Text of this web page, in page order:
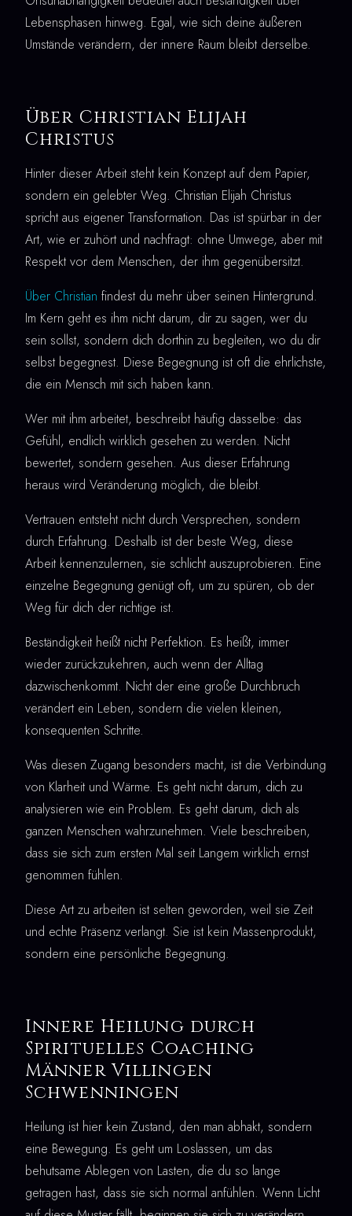
Lebensphasen hinweg. Egal, wie sich deine äußeren
Umstände verändern, der innere Raum bleibt derselbe.
Über Christian Elijah
Christus
Hinter dieser Arbeit steht kein Konzept auf dem Papier,
sondern ein gelebter Weg. Christian Elijah Christus
spricht aus eigener Transformation. Das ist spürbar in der
Art, wie er zuhört und nachfragt: ohne Umwege, aber mit
Respekt vor dem Menschen, der ihm gegenübersitzt.
Über Christian findest du mehr über seinen Hintergrund.
Im Kern geht es ihm nicht darum, dir zu sagen, wer du
sein sollst, sondern dich dorthin zu begleiten, wo du dir
selbst begegnest. Diese Begegnung ist oft die ehrlichste,
die ein Mensch mit sich haben kann.
Wer mit ihm arbeitet, beschreibt häufig dasselbe: das
Gefühl, endlich wirklich gesehen zu werden. Nicht
bewertet, sondern gesehen. Aus dieser Erfahrung
heraus wird Veränderung möglich, die bleibt.
Vertrauen entsteht nicht durch Versprechen, sondern
durch Erfahrung. Deshalb ist der beste Weg, diese
Arbeit kennenzulernen, sie schlicht auszuprobieren. Eine
einzelne Begegnung genügt oft, um zu spüren, ob der
Weg für dich der richtige ist.
Beständigkeit heißt nicht Perfektion. Es heißt, immer
wieder zurückzukehren, auch wenn der Alltag
dazwischenkommt. Nicht der eine große Durchbruch
verändert ein Leben, sondern die vielen kleinen,
konsequenten Schritte.
Was diesen Zugang besonders macht, ist die Verbindung
von Klarheit und Wärme. Es geht nicht darum, dich zu
analysieren wie ein Problem. Es geht darum, dich als
ganzen Menschen wahrzunehmen. Viele beschreiben,
dass sie sich zum ersten Mal seit Langem wirklich ernst
genommen fühlen.
Diese Art zu arbeiten ist selten geworden, weil sie Zeit
und echte Präsenz verlangt. Sie ist kein Massenprodukt,
sondern eine persönliche Begegnung.
Innere Heilung durch
Spirituelles Coaching
Männer Villingen
Schwenningen
Heilung ist hier kein Zustand, den man abhakt, sondern
eine Bewegung. Es geht um Loslassen, um das
behutsame Ablegen von Lasten, die du so lange
getragen hast, dass sie sich normal anfühlen. Wenn Licht